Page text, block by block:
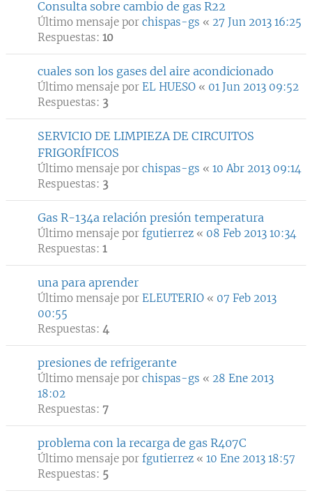
Consulta sobre cambio de gas R22
Último mensaje por chispas-gs « 27 Jun 2013 16:25
Respuestas: 10
cuales son los gases del aire acondicionado
Último mensaje por EL HUESO « 01 Jun 2013 09:52
Respuestas: 3
SERVICIO DE LIMPIEZA DE CIRCUITOS
FRIGORÍFICOS
Último mensaje por chispas-gs « 10 Abr 2013 09:14
Respuestas: 3
Gas R-134a relación presión temperatura
Último mensaje por fgutierrez « 08 Feb 2013 10:34
Respuestas: 1
una para aprender
Último mensaje por ELEUTERIO « 07 Feb 2013
00:55
Respuestas: 4
presiones de refrigerante
Último mensaje por chispas-gs « 28 Ene 2013
18:02
Respuestas: 7
problema con la recarga de gas R407C
Último mensaje por fgutierrez « 10 Ene 2013 18:57
Respuestas: 5